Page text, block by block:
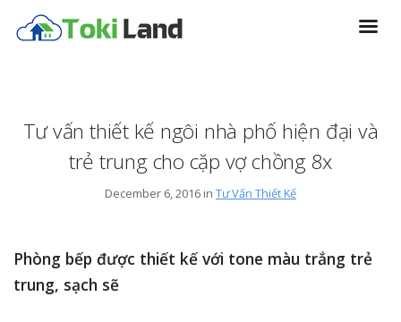
Tư vấn thiết kế ngôi nhà phố hiện đại và
trẻ trung cho cặp vợ chồng 8x
December 6, 2016 in Tư Vấn Thiết Kế
Phòng bếp được thiết kế với tone màu trắng trẻ
trung, sạch sẽ